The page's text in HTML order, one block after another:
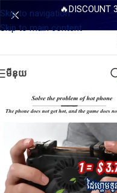
Skip to navigation
Skip to main content
🔥DISCOUNT
មីនុយ